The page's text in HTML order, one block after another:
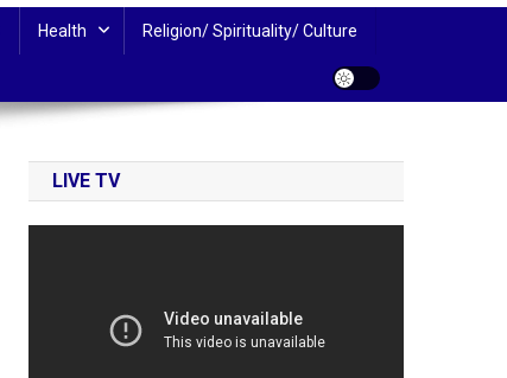
Health Religion/ Spirituality/ Culture
LIVE TV